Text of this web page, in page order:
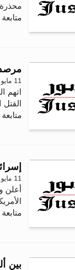
محذرة من أن
11 مايو 2025 - 21:07
اتهم
11 مايو 2025 - 14:22
أعلن
بين